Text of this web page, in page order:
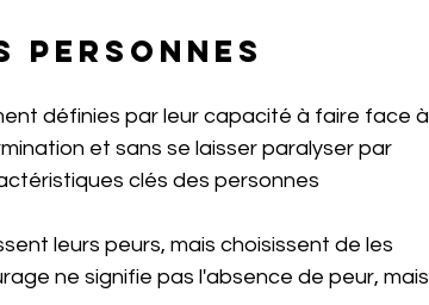
personnes
définies par leur capacité à faire face à
et sans se laisser paralyser par
clés des personnes
leurs peurs, mais choisissent de les
ne signifie pas l'absence de peur, mais